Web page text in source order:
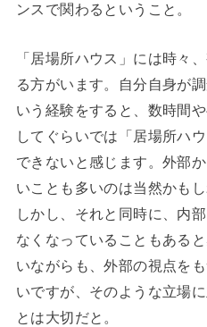
ンスで関わるということ。
「居場所ハウス」には時々
る方がいます。自分自身が
いう経験をすると、数時間
してぐらいでは「居場所ハ
できないと感じます。外部
いことも多いのは当然かもし
しかし、それと同時に、内
なくなっていることもある
いながらも、外部の視点を
いですが、そのような立場
とは大切だと。